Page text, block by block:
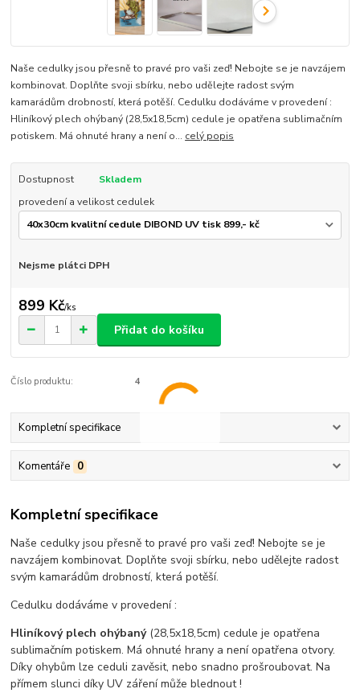
Naše cedulky jsou přesně to pravé pro vaši zeď! Nebojte se je navzájem
kombinovat. Doplňte svoji sbírku, nebo udělejte radost svým
kamarádům drobností, která potěší. Cedulku dodáváme v provedení :
Hliníkový plech ohýbaný (28,5x18,5cm) cedule je opatřena sublimačním
potiskem. Má ohnuté hrany a není o... celý popis
Dostupnost
Skladem
provedení a velikost cedulek
Nejsme plátci DPH
899 Kč/ks
Přidat do košíku
Číslo produktu: 4
Kompletní specifikace
Komentáře 0
Kompletní specifikace
Naše cedulky jsou přesně to pravé pro vaši zeď! Nebojte se je
navzájem kombinovat. Doplňte svoji sbírku, nebo udělejte radost
svým kamarádům drobností, která potěší.
Cedulku dodáváme v provedení :
Hliníkový plech ohýbaný (28,5x18,5cm) cedule je opatřena
sublimačním potiskem. Má ohnuté hrany a není opatřena otvory.
Díky ohybům lze ceduli zavěsit, nebo snadno prošroubovat. Na
přímem slunci díky UV záření může blednout !